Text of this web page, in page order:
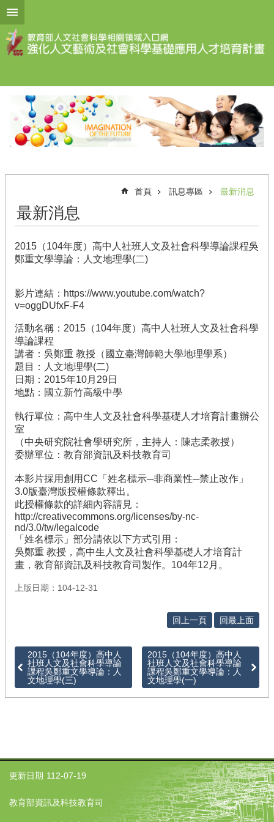
跳到主要內容區塊
進
階
搜
計
說
計
請
畫
成
訊
專
區
檔
案
下
載
活
動
花
絮
相
關
網
站
回
首
頁
科
教
計
網
站
導
覽
首頁 訊息專區 最新消息
最新消息
2015（104年度）高中人社班人文及社會科學導論課程吳
鄭重文學導論：人文地理學(二)
影片連結：https://www.youtube.com/watch?
v=oggDUfxF-F4
活動名稱：2015（104年度）高中人社班人文及社會科學
導論課程
講者：吳鄭重 教授（國立臺灣師範大學地理學系）
題目：人文地理學(二)
日期：2015年10月29日
地點：國立新竹高級中學
執行單位：高中生人文及社會科學基礎人才培育計畫辦公
室
（中央研究院社會學研究所，主持人：陳志柔教授）
委辦單位：教育部資訊及科技教育司
本影片採用創用CC「姓名標示─非商業性─禁止改作」
3.0版臺灣版授權條款釋出。
此授權條款的詳細內容請見：
http://creativecommons.org/licenses/by-nc-
nd/3.0/tw/legalcode
「姓名標示」部分請依以下方式引用：
吳鄭重 教授，高中生人文及社會科學基礎人才培育計
畫，教育部資訊及科技教育司製作。104年12月。
上版日期：104-12-31
回上一頁 回最上面
2015（104年度）高中人
社班人文及社會科學導論
課程吳鄭重文學導論：人
文地理學(三)
2015（104年度）高中人
社班人文及社會科學導論
課程吳鄭重文學導論：人
文地理學(一)
更新日期 112-07-19
教育部資訊及科技教育司